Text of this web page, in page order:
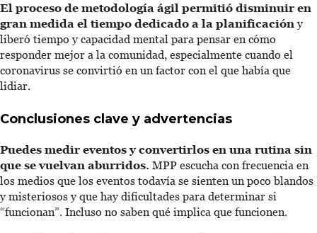
El proceso de metodología ágil permitió disminuir en
gran medida el tiempo dedicado a la planificacióny
liberó tiempo y capacidad mental para pensar en cómo
responder mejor a la comunidad, especialmente cuando el
coronavirus se convirtió en un factor con el que había que
lidiar.
Conclusiones clave y advertencias
Puedes medir eventos y convertirlos en una rutina sin
que se vuelvan aburridos. MPP escucha con frecuencia en
los medios que los eventos todavía se sienten un poco blandos
y misteriosos y que hay dificultades para determinar si
“funcionan”. Incluso no saben qué implica que funcionen.